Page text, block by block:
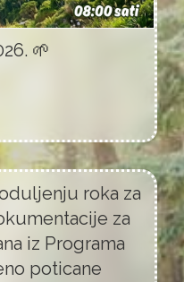
🌱
roka za
za
iz Programa
poticane